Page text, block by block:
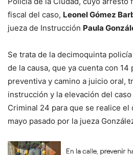
fiscal del caso, Leonel Gómez
jueza de Instrucción Paula
Se trata de la decimoquinta
de la causa, que ya cuenta con
preventiva y camino a juicio oral,
instrucción y la elevación del
Criminal 24 para que se realice el
mayo pasado por la jueza